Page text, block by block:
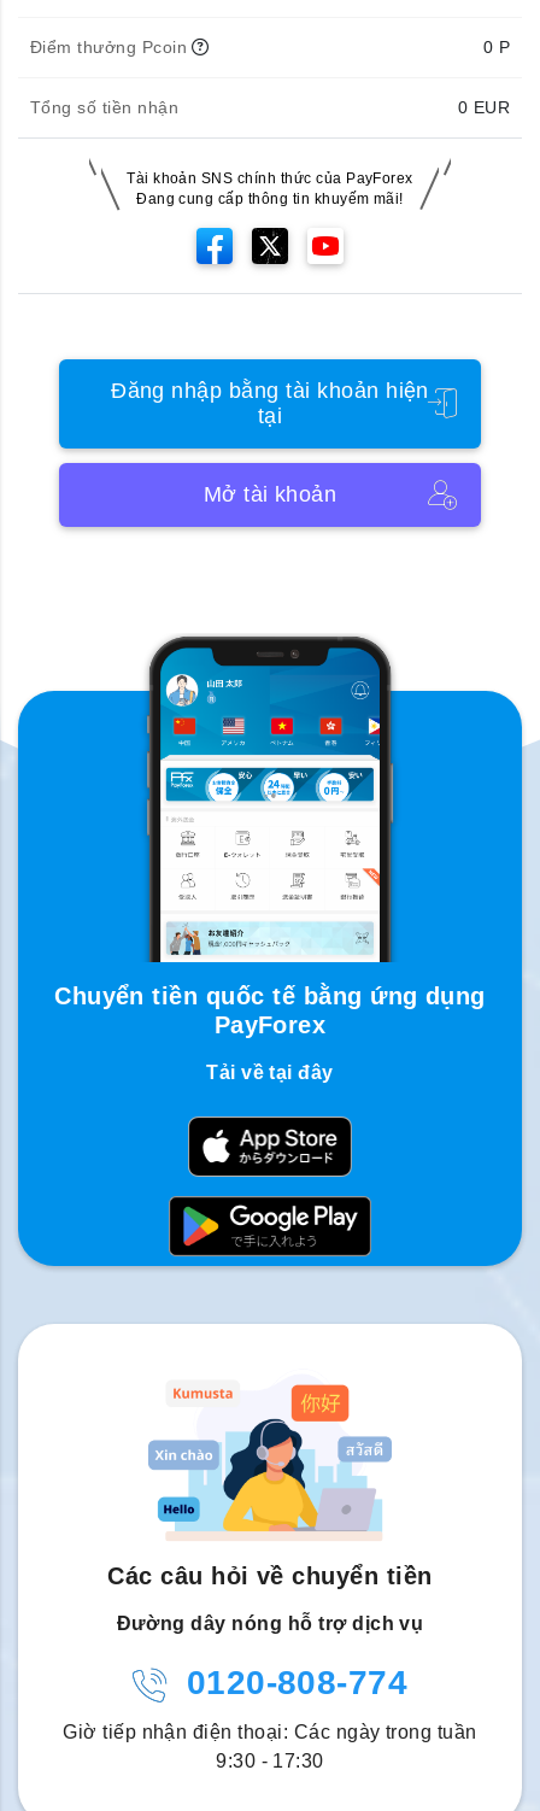
Điểm thưởng Pcoin 0 P
Tổng số tiền nhận 0 EUR
Tài khoản SNS chính thức của PayForex
Đang cung cấp thông tin khuyếm mãi!
Đăng nhập bằng tài khoản hiện
tại
Mở tài khoản
Chuyển tiền quốc tế bằng ứng dụng
PayForex
Tải về tại đây
Các câu hỏi về chuyển tiền
Đường dây nóng hỗ trợ dịch vụ
0120-808-774
Giờ tiếp nhận điện thoại: Các ngày trong tuần
9:30 - 17:30